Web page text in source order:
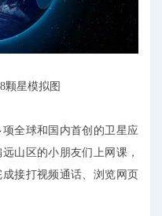
颗星模拟图
全球和国内首创的卫星应
山区的小朋友们上网课，
接打视频通话、浏览网页